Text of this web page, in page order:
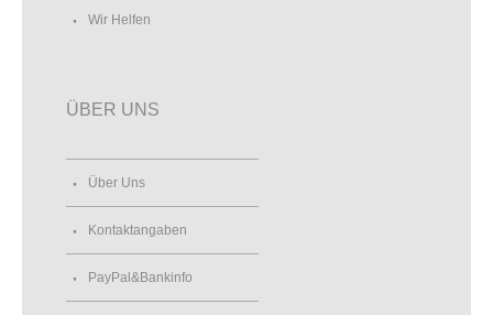
Wir Helfen
ÜBER UNS
Über Uns
Kontaktangaben
PayPal&Bankinfo